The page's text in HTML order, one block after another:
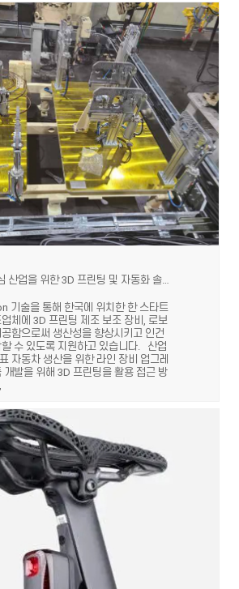
The Prime Group, 핵심 산업을 위한 3D 프린팅 및 자동화 솔루션 제공
기술을 통해 한국에 위치한 한 스타트
체에 3D 프린팅 제조 보조 장비, 로보
함으로써 생산성을 향상시키고 인건
할 수 있도록 지원하고 있습니다. 산업
자동차 생산을 위한 라인 장비 업그레
개발을 위해 3D 프린팅을 활용 접근 방